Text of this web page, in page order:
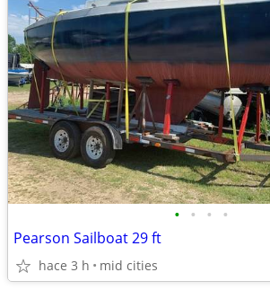
• • • •
Pearson Sailboat 29 ft
hace 3 h mid cities